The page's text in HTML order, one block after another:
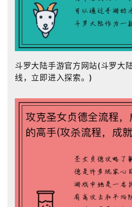
斗罗大陆手游官方网站(斗罗大
线，立即进入探索。)